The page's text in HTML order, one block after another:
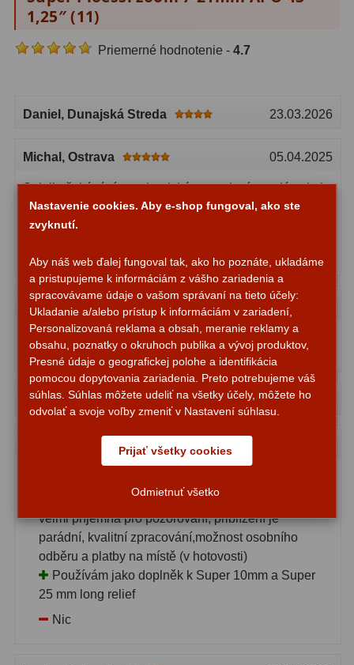
Binokulárne286
Ornitológia a príroda19
Turistika a cestovanie149
Divadelné 2
Astronomické44
Diaľkomery9
Nočné videnie8
Monokulárne 49
Turistika22
Pre deti 5
Školské19
Biologické 34
1,25″ (11)
Priemerné hodnotenie - 4.7
Daniel , Dunajská Streda 23.03.2026
Michal , Ostrava 05.04.2025
Splnil očekávání, mechanické provedení se zdá velmi
dobré, výborný poměr cena/výkon
Odpadá výměna okulárů; pro většinu
Petr , Nové Město nad Metují 26.04.2024
Je skvělý mám i jednotlivé okulary ale tenhle používám
nejvíce....
Yuri, Neratovice 26.10.2023
, Praha 4 - Háje
Velká spokojenost s tímto okulárem, očnice
velmi příjemná pro pozorování, přiblížení je
parádní, kvalitní zpracování,možnost osobního
odběru a platby na místě (v hotovosti)
Používám jako doplněk k Super 10mm a Super
25 mm long relief
Nic
Nastavenie cookies. Aby e-shop fungoval, ako ste
zvyknutí.
Aby náš web ďalej fungoval tak, ako ho poznáte, ukladáme
a pristupujeme k informáciám z vášho zariadenia a
spracovávame údaje o vašom správaní na tieto účely:
Ukladanie a/alebo prístup k informáciám v zariadení,
Personalizovaná reklama a obsah, meranie reklamy a
obsahu, poznatky o okruhoch publika a vývoj produktov,
Presné údaje o geografickej polohe a identifikácia
pomocou dopytovania zariadenia. Preto potrebujeme váš
súhlas. Súhlas môžete udeliť na všetky účely, môžete ho
odvolať a svoje voľby zmeniť v Nastavení súhlasu.
Prijať všetky cookies
Odmietnuť všetko